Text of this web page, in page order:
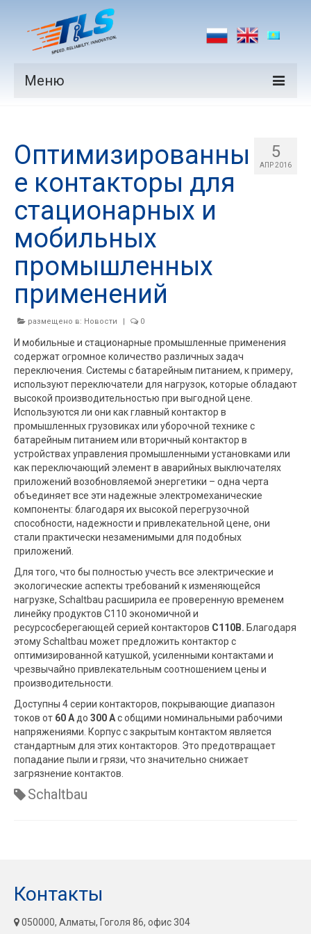
Меню
Производители
Рынки
Новости
Контакты
5
АПР 2016
Оптимизированны
е контакторы для
стационарных и
мобильных
промышленных
применений
размещено в: Новости | 0
И мобильные и стационарные промышленные применения
содержат огромное количество различных задач
переключения. Системы с батарейным питанием, к примеру,
используют переключатели для нагрузок, которые обладают
высокой производительностью при выгодной цене.
Используются ли они как главный контактор в
промышленных грузовиках или уборочной технике с
батарейным питанием или вторичный контактор в
устройствах управления промышленными установками или
как переключающий элемент в аварийных выключателях
приложений возобновляемой энергетики – одна черта
объединяет все эти надежные электромеханические
компоненты: благодаря их высокой перегрузочной
способности, надежности и привлекательной цене, они
стали практически незаменимыми для подобных
приложений.
Для того, что бы полностью учесть все электрические и
экологические аспекты требований к изменяющейся
нагрузке, Schaltbau расширила ее проверенную временем
линейку продуктов C110 экономичной и
ресурсосберегающей серией контакторов C110B. Благодаря
этому Schaltbau может предложить контактор с
оптимизированной катушкой, усиленными контактами и
чрезвычайно привлекательным соотношением цены и
производительности.
Доступны 4 серии контакторов, покрывающие диапазон
токов от 60 А до 300 Aс общими номинальными рабочими
напряжениями. Корпус с закрытым контактом является
стандартным для этих контакторов. Это предотвращает
попадание пыли и грязи, что значительно снижает
загрязнение контактов.
Schaltbau
Контакты
050000, Алматы, Гоголя 86, офис 304